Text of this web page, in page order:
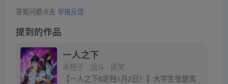
答案问题点击 举报反馈
提到的作品
一人之下
米橙子 · 战斗 · 搞笑
【一人之下6定档1月2日！】大学生张楚岚